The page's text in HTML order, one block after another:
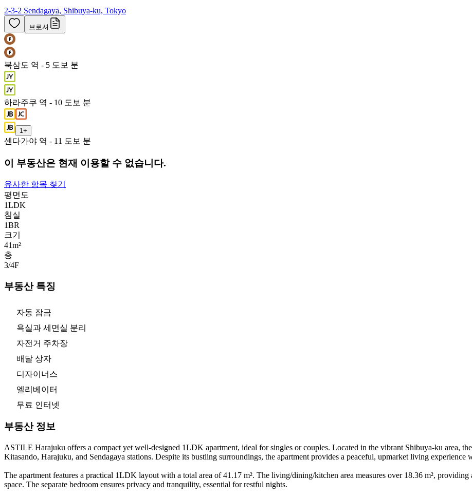
2-3-2 Sendagaya, Shibuya-ku, Tokyo
브로셔
북삼도 역 - 5 도보 분
하라주쿠 역 - 10 도보 분
1 +
센다가야 역 - 11 도보 분
이 부동산은 현재 이용할 수 없습니다.
유사한 항목 찾기
평면도
1LDK
침실
1BR
크기
41m²
층
3/4F
부동산 특징
자동 잠금
욕실과 세면실 분리
자전거 주차장
배달 상자
디자이너스
엘리베이터
무료 인터넷
부동산 정보
ASTILE Harajuku offers a compact yet well-designed 1LDK apartment, ideal for singles or couples. Located in the vibrant Shibuya-ku area,
Kitasando, Harajuku, and Sendagaya stations. Despite its bustling surroundings, the apartment provides a peaceful, upmarket living experience
The apartment features a practical 1LDK layout with a total area of 41.17 m². The living/dining/kitchen area measures over 18.36 m²,
space. The separate bedroom ensures privacy and tranquility, essential for restful nights.